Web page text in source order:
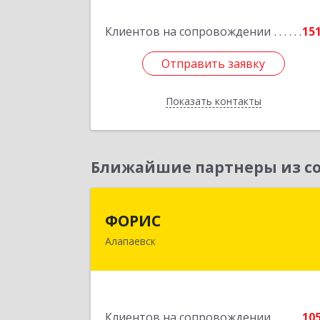
Клиентов на сопровождении 151
Отправить заявку
Показать контакты
Подробнее
Отправить заявку
Назад
Ближайшие партнеры из
ФОРИС
Алапаевск
624601, Свердловская обл, Алапаевск